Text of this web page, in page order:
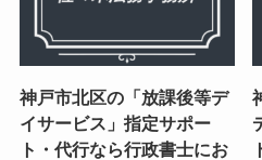
神戸市北区の「放課後等デ
イサービス」指定サポー
ト・代行なら行政書士にお